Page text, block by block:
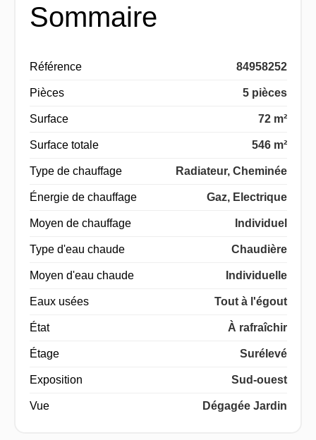
Sommaire
Référence 84958252
Pièces 5 pièces
Surface 72 m²
Surface totale 546 m²
Type de chauffage Radiateur, Cheminée
Énergie de chauffage Gaz, Electrique
Moyen de chauffage Individuel
Type d'eau chaude Chaudière
Moyen d'eau chaude Individuelle
Eaux usées Tout à l'égout
État À rafraîchir
Étage Surélevé
Exposition Sud-ouest
Vue Dégagée Jardin